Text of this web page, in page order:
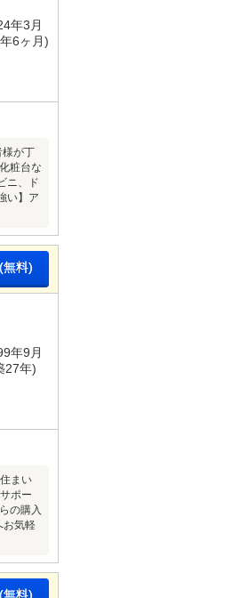
年3月
6ヶ月)
が丁
粧台な
ニ、ド
い】ア
無料)
年9月
27年)
まい
ポー
の購入
お気軽
無料)